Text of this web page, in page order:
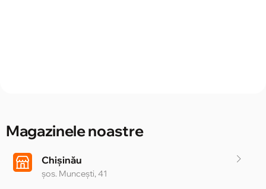
Magazinele noastre
Chișinău
șos. Muncești, 41